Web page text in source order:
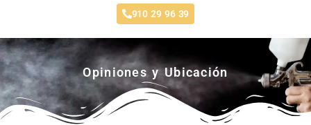
910 29 96 39
Opiniones y Ubicación